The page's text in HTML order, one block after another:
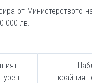
от Министерството
000 лв.
крайният